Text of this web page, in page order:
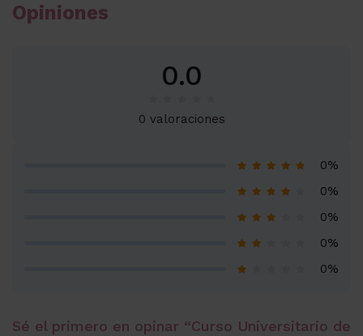
Opiniones
0.0
0 valoraciones
0%
0%
0%
0%
0%
Sé el primero en opinar “Curso Universitario de